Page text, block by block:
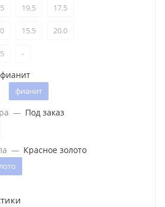
19.5 17.5
15.5 20.0
-
фианит
фианит
— Под заказ
— Красное золото